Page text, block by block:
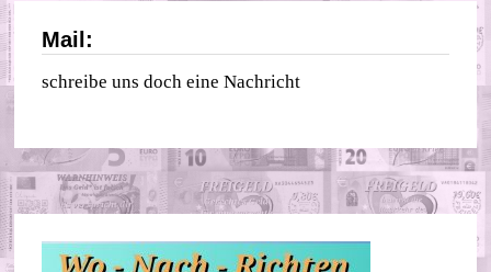
Mail:
schreibe uns doch eine Nachricht